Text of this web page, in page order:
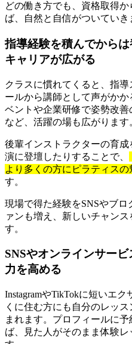
どの働き方でも、資格取得
ば、自然と自信がついていき
指導経験を積んでから
キャリアが広がる
クラスに慣れてくると、指
ールから講師として声がか
ベントや企業研修で姿勢改
など、活躍の場も広がります
後輩インストラクターの育
演に登壇したりすることで、
より多くの方にピラティス
す。
現場で得た経験をSNSやブ
ァンも増え、新しいチャン
す。
SNSやオンラインサー
力を高める
InstagramやTikTokに短いエ
くに住む方にも自分のレッ
まれます。プロフィールに
ば、見た人がそのまま体験